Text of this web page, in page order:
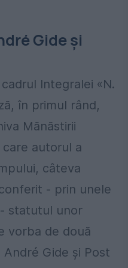
Gide şi
Integralei «N.
în primul rând,
Mănăstirii
care autorul a
câteva
- prin unele
statutul unor
vorba de două
Gide şi Post